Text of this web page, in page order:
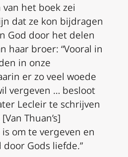
het boek zei
dat ze kon bijdragen
God door het delen
haar broer: “Vooral in
in onze
er zo veel woede
vergeven … besloot
Lecleir te schrijven
Thuan’s]
om te vergeven en
Gods liefde.”